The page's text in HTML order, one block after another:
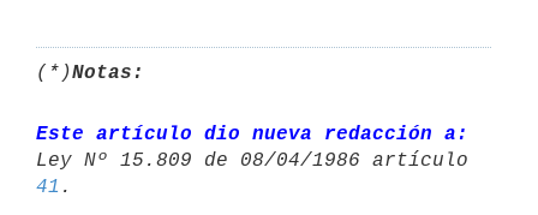
(*)Notas:
Este artículo dio nueva redacción a:
41